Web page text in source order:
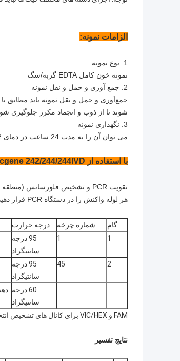
الزامات نمونه:
1. نوع نمونه
نمونه خون کامل EDTA گربه/سگ
2. جمع آوری و حمل و نقل نمونه
شوند تا از ذوب و انجماد مکرر جلوگیری
3. نگهداری نمونه
می توان آن را به مدت 24 ساعت در دمای 2℃~8 درجه سانتیگراد و برای مدت طولانی در دمای -70 درجه سانتیگراد نگهداری کرد.
با استفاده از Micgene 242/244/244IVD و ABI QuantStudio5:
تقویت PCR و تشخیص فلورسانس (منطقه تشخیص PCR)
هر لوله واکنش را در دستگاه PCR قرار دهید و تقویت PCR را طبق مراحل زیر انجام دهید:
گام شماره چرخه درجه حرارت
1
1
95 درجه
سانتیگراد
2
45
95 درجه
سانتیگراد
60 درجه
سانتیگراد
FAM و VIC/HEX برای کانال های تشخیص انتخاب شده اند.
نتایج تفسیر